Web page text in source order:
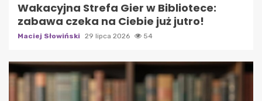
Wakacyjna Strefa Gier w Bibliotece:
zabawa czeka na Ciebie już jutro!
Maciej Słowiński 29 lipca 2026 54